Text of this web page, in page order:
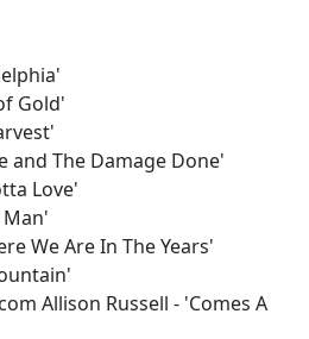
Gold'
and The Damage Done'
Love'
We Are In The Years'
Allison Russell - 'Comes A